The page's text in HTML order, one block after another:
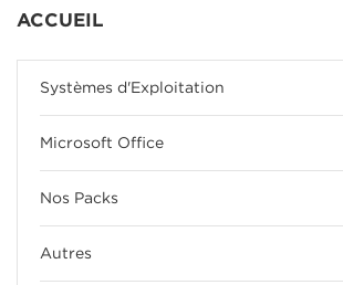
ACCUEIL
Systèmes d'Exploitation
Microsoft Office
Nos Packs
Autres